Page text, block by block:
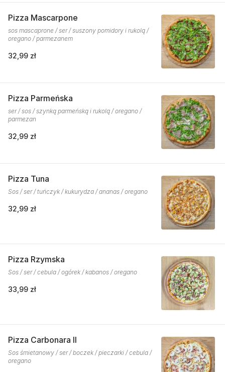
Pizza Mascarpone
sos mascaprone / ser / suszony pomidory i rukolą /
oregano / parmezanem
32,99 zł
Pizza Parmeńska
ser / sos / szynką parmeńską i rukolą / oregano /
parmezan
32,99 zł
Pizza Tuna
Sos / ser / tuńczyk / kukurydza / ananas / oregano
32,99 zł
Pizza Rzymska
Sos / ser / cebula / ogórek / kabanos / oregano
33,99 zł
Pizza Carbonara II
Sos śmietanowy / ser / boczek / pieczarki / cebula /
oregano